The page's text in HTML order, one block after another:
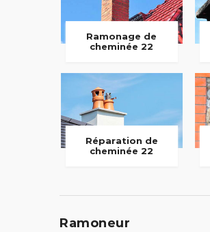
Ramonage de
cheminée 22
Réparation de
cheminée 22
Ramoneur